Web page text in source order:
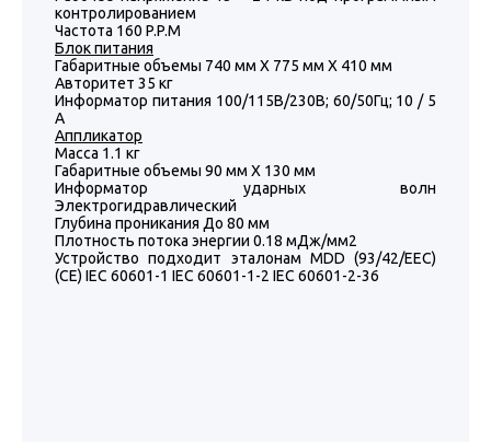
контролированием
Частота 160 P.P.M
Блок питания
Габаритные объемы 740 мм Х 775 мм Х 410 мм
Авторитет 35 кг
Информатор питания 100/115В/230В; 60/50Гц; 10 / 5
A
Аппликатор
Масса 1.1 кг
Габаритные объемы 90 мм Х 130 мм
Информатор ударных волн
Электрогидравлический
Глубина проникания До 80 мм
Плотность потока энергии 0.18 мДж/мм2
Устройство подходит эталонам MDD (93/42/EEC)
(CE) IEC 60601-1 IEC 60601-1-2 IEC 60601-2-36